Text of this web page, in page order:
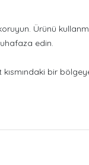
Ürünü
edin.
bir